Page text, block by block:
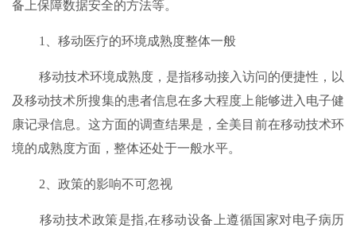
备上保障数据安全的方法等。
1、移动医疗的环境成熟度整体一般
移动技术环境成熟度，是指移动接入访问的便捷性，以
及移动技术所搜集的患者信息在多大程度上能够进入电子健
康记录信息。这方面的调查结果是，全美目前在移动技术环
境的成熟度方面，整体还处于一般水平。
2、政策的影响不可忽视
移动技术政策是指,在移动设备上遵循国家对电子病历